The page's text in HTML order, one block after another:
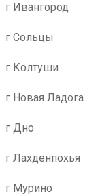
г Ивангород
г Сольцы
г Колтуши
г Новая Ладога
г Дно
г Лахденпохья
г Мурино